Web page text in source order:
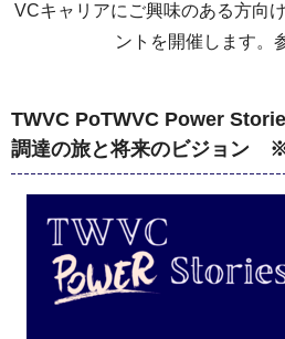
VCキャリアにご興味のある方向
ントを開催します。
TWVC PoTWVC Power
調達の旅と将来のビジョン